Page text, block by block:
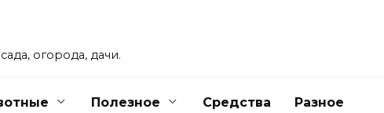
огорода, дачи.
Полезное Средства Разное